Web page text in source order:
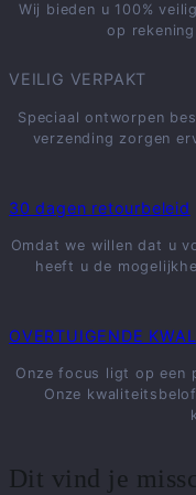
Wij bieden u 100%
op
VEILIG VERPAKT
Speciaal ontworpen
verzending zorgen
30 dagen retourbeleid
Omdat we willen dat u
heeft u de
OVERTUIGENDE
Onze focus ligt op een
Onze
Dit vind je